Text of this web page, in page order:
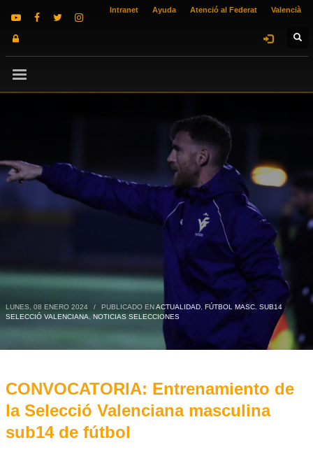
Intranet Ayuda Atenció al Federat Valencià
LUNES, 08 ENERO 2024 / PUBLICADO ENACTUALIDAD, FÚTBOL MASC. SUB14
SELECCIÓ VALENCIANA, NOTICIAS SELECCIONES
CONVOCATORIA: Entrenamiento de
la Selecció Valenciana masculina
sub14 de fútbol